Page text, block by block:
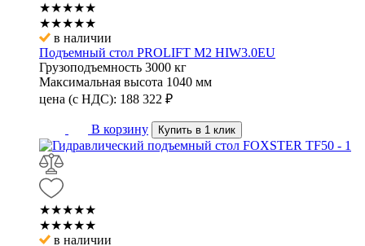
★★★★★
★★★★★
в наличии
Подъемный стол PROLIFT M2 HIW3.0EU
Грузоподъемность 3000 кг
Максимальная высота 1040 мм
цена (с НДС): 188 322 ₽
В корзину Купить в 1 клик
★★★★★
★★★★★
в наличии